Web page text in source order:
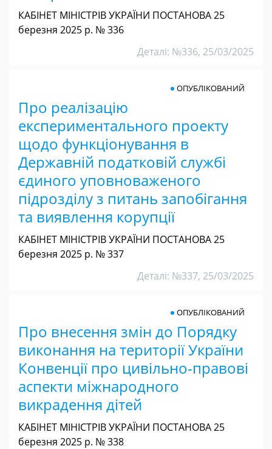
КАБІНЕТ МІНІСТРІВ УКРАЇНИ ПОСТАНОВА 25
березня 2025 р. № 336
Деталі: №336, 25/03/2025
Про реалізацію
експериментального проекту
щодо функціонування в
Державній податковій службі
єдиного уповноваженого
підрозділу з питань запобігання
та виявлення корупції
ОПУБЛІКОВАНИЙ
КАБІНЕТ МІНІСТРІВ УКРАЇНИ ПОСТАНОВА 25
березня 2025 р. № 337
Деталі: №337, 25/03/2025
Про внесення змін до Порядку
виконання на території України
Конвенції про цивільно-правові
аспекти міжнародного
викрадення дітей
ОПУБЛІКОВАНИЙ
КАБІНЕТ МІНІСТРІВ УКРАЇНИ ПОСТАНОВА 25
березня 2025 р. № 338